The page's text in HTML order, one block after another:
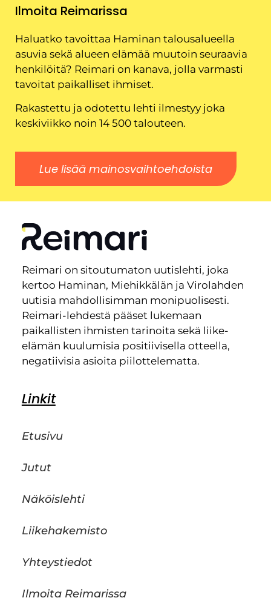
Ilmoita Reimarissa
Haluatko tavoittaa Haminan talousalueella
asuvia sekä alueen elämää muutoin seuraavia
henkilöitä? Reimari on kanava, jolla varmasti
tavoitat paikalliset ihmiset.
Rakastettu ja odotettu lehti ilmestyy joka
keskiviikko noin 14 500 talouteen.
Lue lisää mainosvaihtoehdoista
Reimari on sitoutumaton uutislehti, joka
kertoo Haminan, Miehikkälän ja Virolahden
uutisia mahdollisimman monipuolisesti.
Reimari-lehdestä pääset lukemaan
paikallisten ihmisten tarinoita sekä liike-
elämän kuulumisia positiivisella otteella,
negatiivisia asioita piilottelematta.
Linkit
Etusivu
Jutut
Näköislehti
Liikehakemisto
Yhteystiedot
Ilmoita Reimarissa